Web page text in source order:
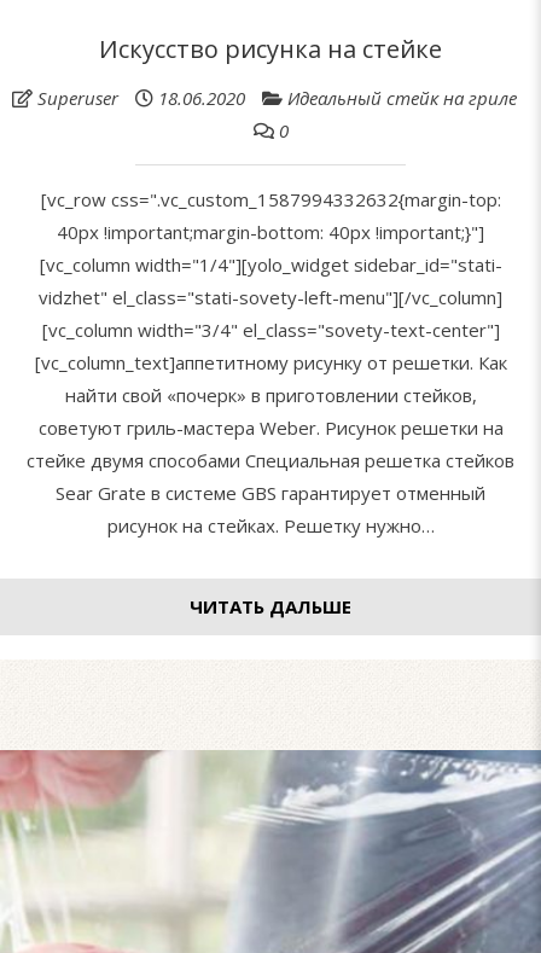
Искусство рисунка на стейке
Superuser 18.06.2020
Идеальный стейк на гриле
0
[vc_row css=".vc_custom_1587994332632{margin-top:
40px !important;margin-bottom: 40px !important;}"]
[vc_column width="1/4"][yolo_widget sidebar_id="stati-
vidzhet" el_class="stati-sovety-left-menu"][/vc_column]
[vc_column width="3/4" el_class="sovety-text-center"]
[vc_column_text]аппетитному рисунку от решетки. Как
найти свой «почерк» в приготовлении стейков,
советуют гриль-мастера Weber. Рисунок решетки на
стейке двумя способами Специальная решетка стейков
Sear Grate в системе GBS гарантирует отменный
рисунок на стейках. Решетку нужно…
ЧИТАТЬ ДАЛЬШЕ